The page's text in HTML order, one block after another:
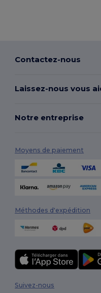
Contactez-nous
Laissez-nous vous
Notre entreprise
Moyens de paiement
Méthodes d'expédition
Suivez-nous